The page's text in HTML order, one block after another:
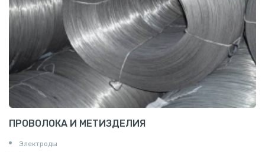
ПРОВОЛОКА И МЕТИЗДЕЛИЯ
Электроды